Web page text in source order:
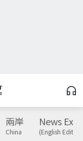
兩岸
China
News
(English